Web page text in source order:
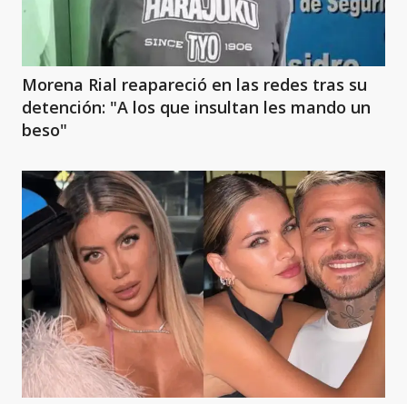
Morena Rial reapareció en las redes tras su
detención: "A los que insultan les mando un
beso"